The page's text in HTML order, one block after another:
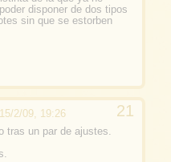
disponer de dos tipos
sin que se estorben
15/2/09, 19:26
tras un par de ajustes.